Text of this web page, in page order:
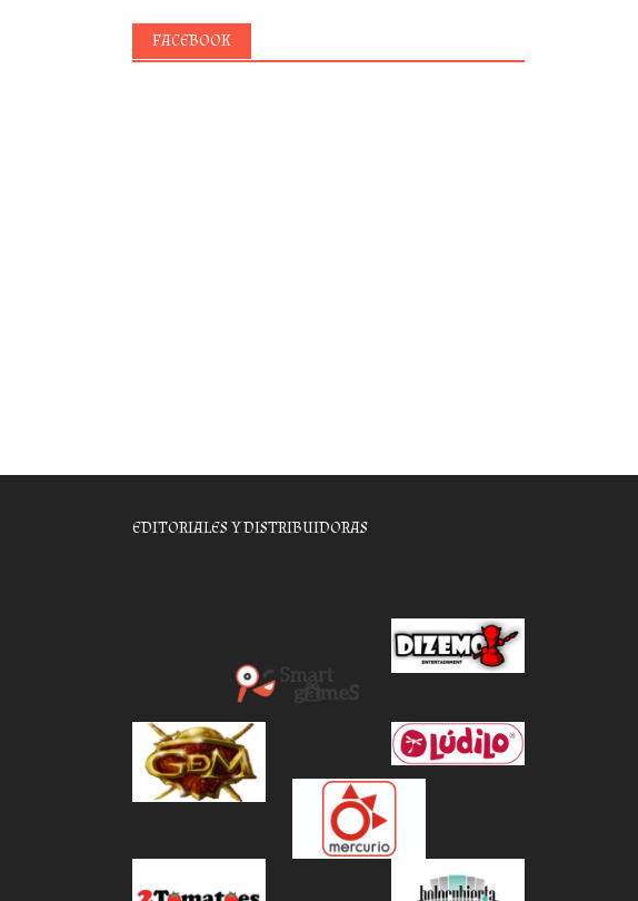
FACEBOOK
EDITORIALES Y DISTRIBUIDORAS